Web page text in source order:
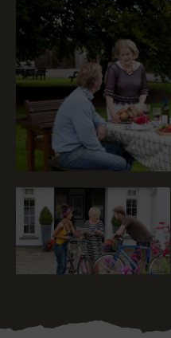
Metti
La Pietra di Blarney al
castello di Blarney